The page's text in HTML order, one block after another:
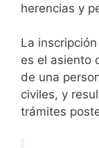
herencias y
La
es el asiento
de una
civiles, y
trámites